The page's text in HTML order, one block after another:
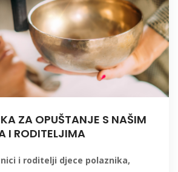
ZA OPUŠTANJE S NAŠIM
I RODITELJIMA
i roditelji djece polaznika,